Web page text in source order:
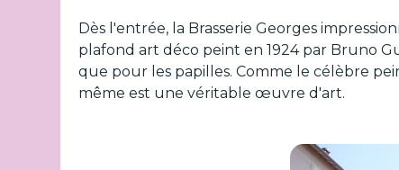
Dès l'entrée, la Brasserie Georges
plafond art déco peint en 1924 par Bruno
que pour les papilles. Comme le célèbre
même est une véritable œuvre d'art.